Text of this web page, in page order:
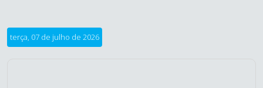
terça, 07 de julho de 2026